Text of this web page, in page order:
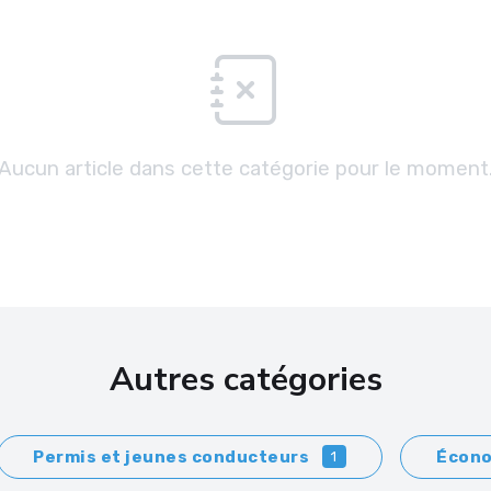
article dans cette catégorie pour le moment.
Autres catégories
Permis et jeunes conducteurs 1